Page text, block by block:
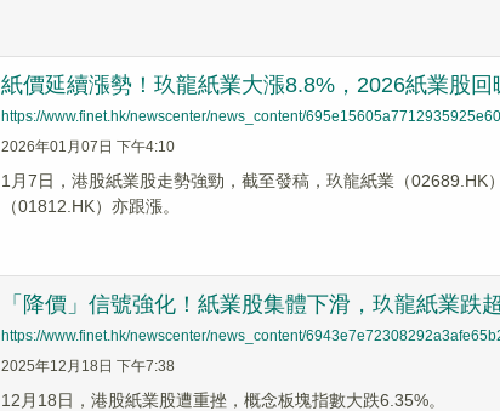
紙價延續漲勢！玖龍紙業大漲8.8%，2026紙業股回
https://www.finet.hk/newscenter/news_content/
2026年01月07日 下午4:10
1月7日，港股紙業股走勢強勁，截至發稿，玖龍紙業（
（01812.HK）亦跟漲。
「降價」信號強化！紙業股集體下滑，玖龍紙業跌
https://www.finet.hk/newscenter/news_content/
2025年12月18日 下午7:38
12月18日，港股紙業股遭重挫，概念板塊指數大跌6.35%。